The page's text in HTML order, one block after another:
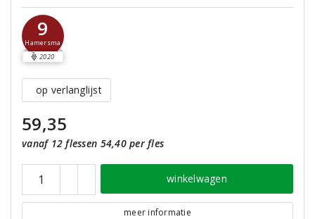
9
Hamersma
2020
op verlanglijst
59,35
vanaf 12 flessen 54,40 per fles
winkelwagen
meer informatie